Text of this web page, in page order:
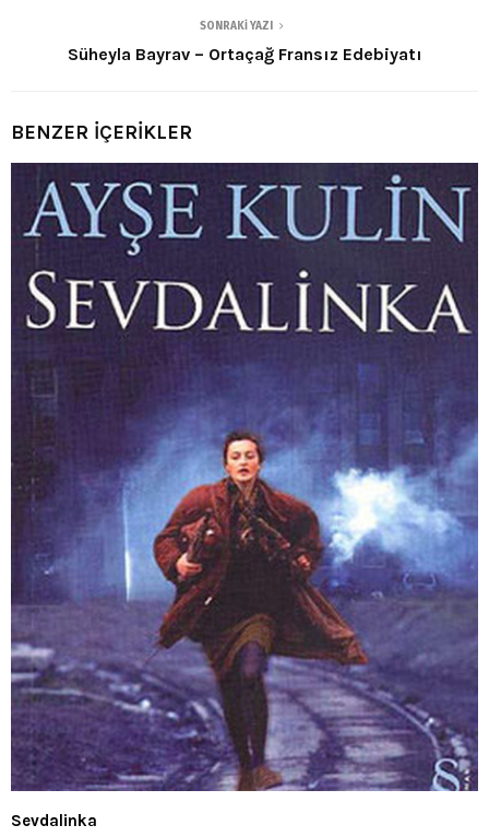
SONRAKI YAZI
Süheyla Bayrav – Ortaçağ Fransız Edebiyatı
BENZER İÇERİKLER
Sevdalinka